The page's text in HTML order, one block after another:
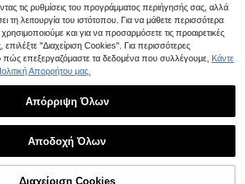
τις ρυθμίσεις του προγράμματος περιήγησής σας, αλλά
τη λειτουργία του ιστότοπου. Για να μάθετε περισσότερα
και για να προσαρμόσετε τις προαιρετικές
"Διαχείριση Cookies". Για περισσότερες
πώς επεξεργαζόμαστε τα δεδομένα που συλλέγουμε, Κάντε
Απορρήτου μας.
Απόρριψη Όλων
Αποδοχή Όλων
Διαχείριση Cookies